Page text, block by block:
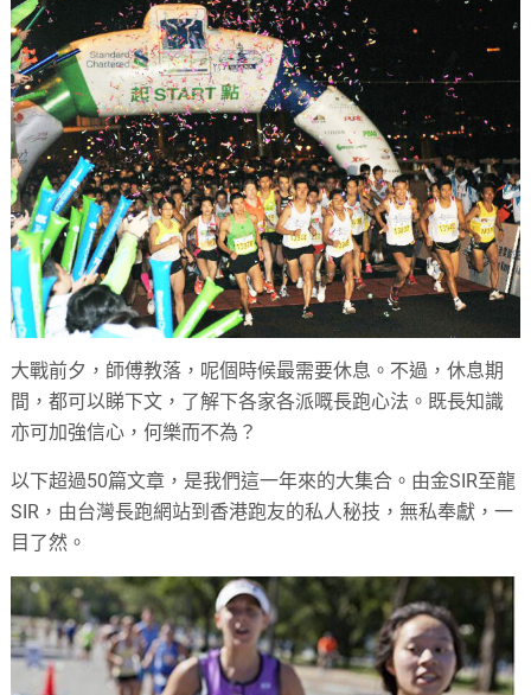
size.size.size.
大戰前夕，師傅教落，呢個時候最需要休息。不過，休息期
間，都可以睇下文，了解下各家各派嘅長跑心法。既長知識
亦可加強信心，何樂而不為？
以下超過50篇文章，是我們這一年來的大集合。由金SIR至龍
SIR，由台灣長跑網站到香港跑友的私人秘技，無私奉獻，一
目了然。